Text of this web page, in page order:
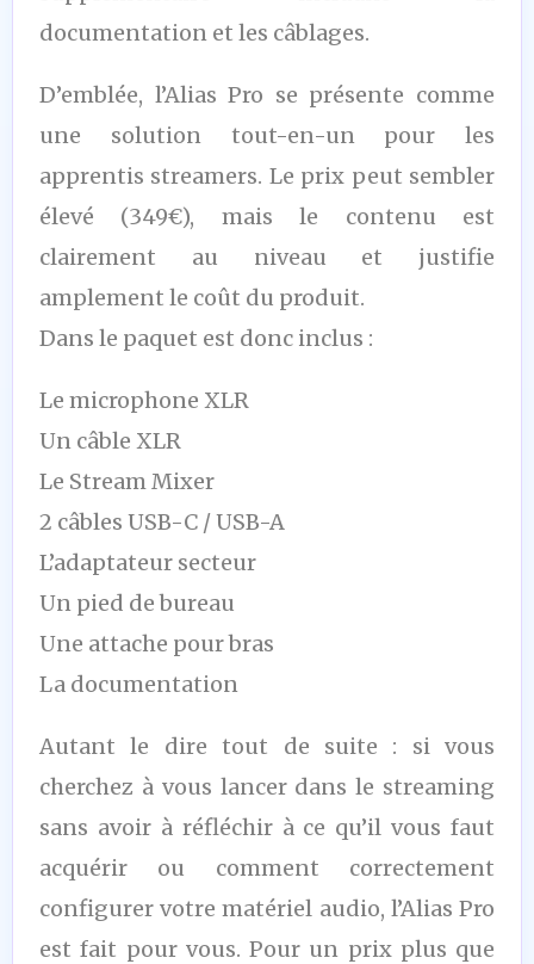
documentation et les câblages.
D’emblée, l’Alias Pro se présente comme
une solution tout-en-un pour les
apprentis streamers. Le prix peut sembler
élevé (349€), mais le contenu est
clairement au niveau et justifie
amplement le coût du produit.
Dans le paquet est donc inclus :
Le microphone XLR
Un câble XLR
Le Stream Mixer
2 câbles USB-C / USB-A
L’adaptateur secteur
Un pied de bureau
Une attache pour bras
La documentation
Autant le dire tout de suite : si vous
cherchez à vous lancer dans le streaming
sans avoir à réfléchir à ce qu’il vous faut
acquérir ou comment correctement
configurer votre matériel audio, l’Alias Pro
est fait pour vous. Pour un prix plus que